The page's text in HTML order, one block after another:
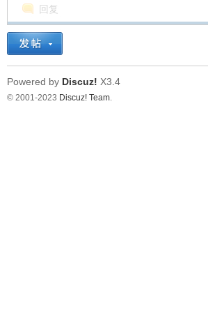
回复
Powered by Discuz! X3.4
© 2001-2023 Discuz! Team.